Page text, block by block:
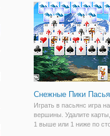
последний раз его
этот корабль и
Снежные Пики
Играть в пасьянс игра
вершины. Удалите
1 выше или 1 ниже по